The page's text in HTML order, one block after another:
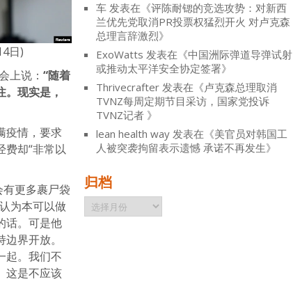
日)
上说： “随着
现实是，
疫情，要求
费却“非常以
更多裹尸袋
为本可以做
话。可是他
界开放。
起。我们不
这是不应该
车 发表在《评陈耐锶的竞选攻势：对新西
兰优先党取消PR投票权猛烈开火 对卢克森
总理言辞激烈》
ExoWatts 发表在《中国洲际弹道导弹试射
或推动太平洋安全协定签署》
Thrivecrafter 发表在《卢克森总理取消
TVNZ每周定期节目采访，国家党投诉
TVNZ记者 》
lean health way 发表在《美官员对韩国工
人被突袭拘留表示遗憾 承诺不再发生》
归档
归
档